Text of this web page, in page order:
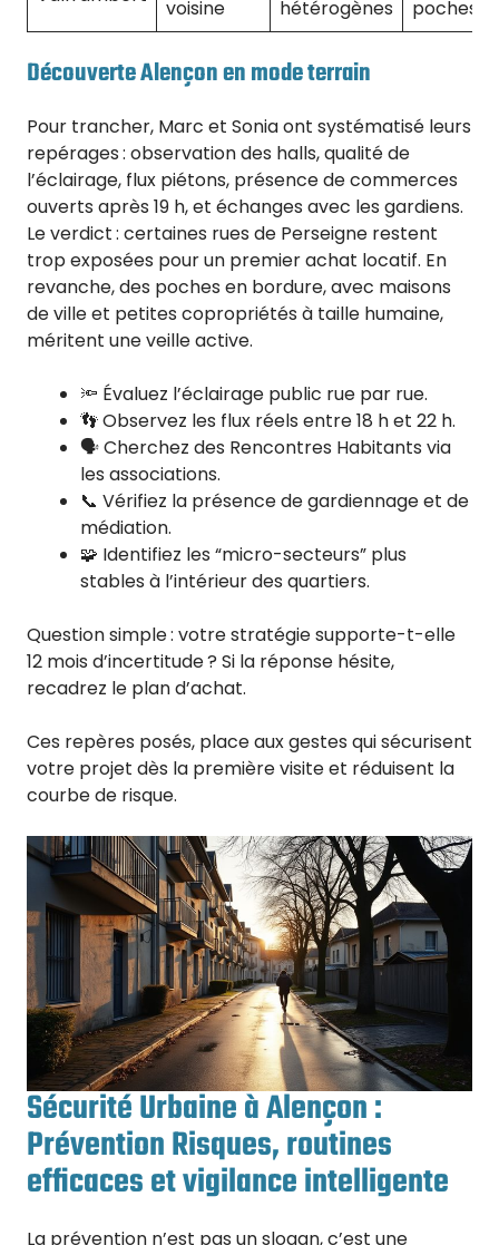
voisine hétérogènes poches
Découverte Alençon en mode terrain
Pour trancher, Marc et Sonia ont systématisé leurs
repérages : observation des halls, qualité de
l’éclairage, flux piétons, présence de commerces
ouverts après 19 h, et échanges avec les gardiens.
Le verdict : certaines rues de Perseigne restent
trop exposées pour un premier achat locatif. En
revanche, des poches en bordure, avec maisons
de ville et petites copropriétés à taille humaine,
méritent une veille active.
🔦 Évaluez l’éclairage public rue par rue.
👣 Observez les flux réels entre 18 h et 22 h.
🗣️ Cherchez des Rencontres Habitants via
les associations.
📞 Vérifiez la présence de gardiennage et de
médiation.
🧩 Identifiez les “micro-secteurs” plus
stables à l’intérieur des quartiers.
Question simple : votre stratégie supporte-t-elle
12 mois d’incertitude ? Si la réponse hésite,
recadrez le plan d’achat.
Ces repères posés, place aux gestes qui sécurisent
votre projet dès la première visite et réduisent la
courbe de risque.
Sécurité Urbaine à Alençon :
Prévention Risques, routines
efficaces et vigilance intelligente
La prévention n’est pas un slogan, c’est une